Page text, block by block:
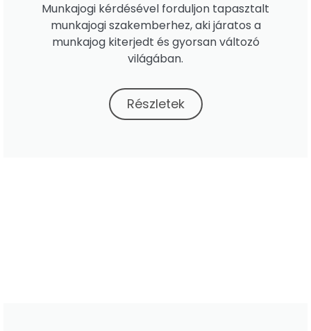
Munkajogi kérdésével forduljon tapasztalt
munkajogi szakemberhez, aki járatos a
munkajog kiterjedt és gyorsan változó
világában.
Részletek